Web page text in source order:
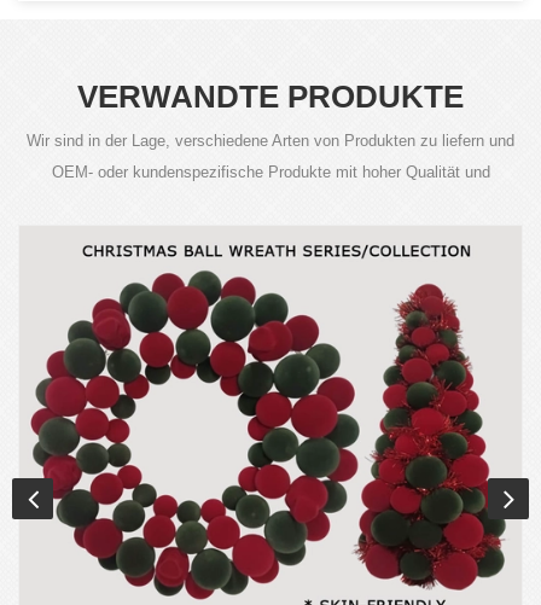
VERWANDTE PRODUKTE
Wir sind in der Lage, verschiedene Arten von Produkten zu liefern und
OEM- oder kundenspezifische Produkte mit hoher Qualität und